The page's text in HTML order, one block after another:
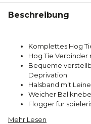
Beschreibung
Komplettes Hog
Hog Tie Verbinder
Bequeme
Deprivation
Halsband mit
Weicher
Flogger für
Mehr Lesen